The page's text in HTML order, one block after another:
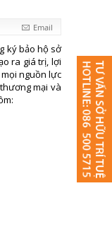
Email
ký bảo hộ sở
ra giá trị, lợi
nguồn lực
mại và